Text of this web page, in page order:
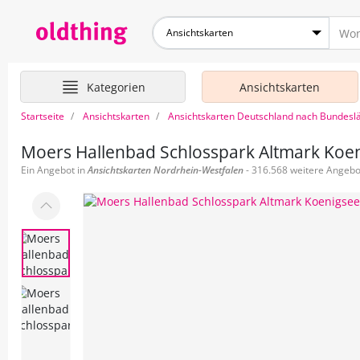
Ansichtskarten
Kategorien Ansichtskarten
Startseite Ansichtskarten Ansichtskarten Deutschland nach
Moers Hallenbad Schlosspark Altmark
Ein Angebot inAnsichtskartenNordrhein-Westfalen- 316.568 weitere